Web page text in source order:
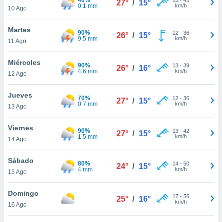
más
nuestra
y
de
disponible
cookies
aceptar
10 Ago
0.1 mm
27° / 15°
km/h
Martes
11 Ago
90%
9.5 mm
26° / 15° 12- 36
km/h
Miércoles
12 Ago
90%
4.6 mm
26° / 16° 13- 39
km/h
Jueves
13 Ago
70%
0.7 mm
27° / 15° 12- 36
km/h
Viernes
14 Ago
90%
1.5 mm
27° / 15° 13- 42
km/h
Sábado
15 Ago
80%
4 mm
24° / 15° 14- 50
km/h
Domingo
16 Ago
25° / 16° 17- 56
km/h